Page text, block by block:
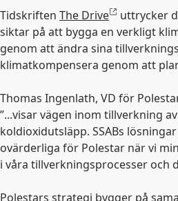
Tidskriften The Drive
uttrycker
siktar på att bygga en verkligt
genom att ändra sina
klimatkompensera genom att
Thomas Ingenlath, VD för
”...visar vägen inom tillverkning
koldioxidutsläpp. SSABs
ovärderliga för Polestar när vi
i våra tillverkningsprocesser och
Polestars strategi bygger på